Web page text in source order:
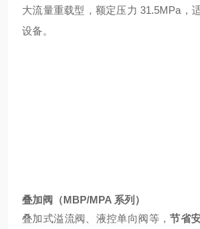
大流量重载型，额定压力 31.5MPa，
设备。
叠加阀（MBP/MPA 系列）
叠加式溢流阀、液控单向阀等，节省